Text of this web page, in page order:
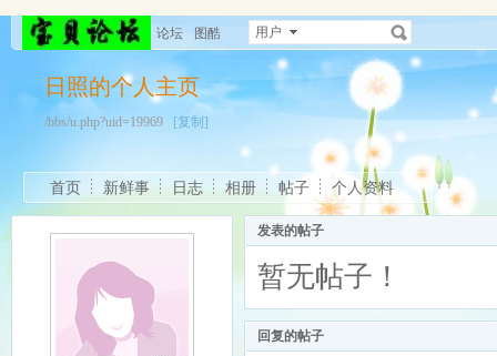
论坛 图酷 用户
日照的个人主页
/bbs/u.php?uid=19969 [复制]
首页 新鲜事 日志 相册 帖子 个人资料
发表的帖子
暂无帖子！
回复的帖子